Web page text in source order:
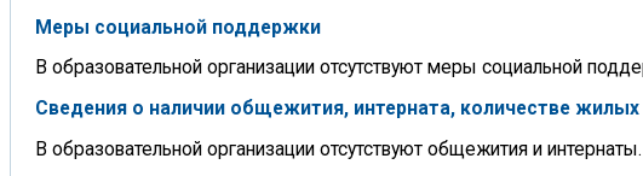
Меры социальной поддержки
В образовательной организации отсутствуют меры социальной
Сведения о наличии общежития, интерната, количестве
В образовательной организации отсутствуют общежития и интернаты.